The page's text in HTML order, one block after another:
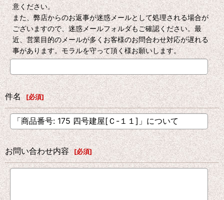
意ください。
また、弊店からのお返事が迷惑メールとして処理される場合が
ございますので、迷惑メールフォルダもご確認ください。最
近、営業目的のメールが多くお客様のお問合わせ対応が遅れる
事があります。モラルを守って頂く様お願いします。
件名 [必須]
お問い合わせ内容 [必須]